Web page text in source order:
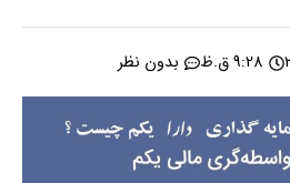
9:28 ق.ظ بدون نظر